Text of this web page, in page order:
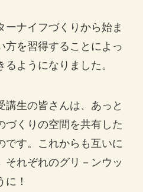
ーナイフづくりから始ま
方を習得することによっ
ようになりました。
講生の皆さんは、あっと
づくりの空間を共有した
です。これからも互いに
それぞれのグリ－ンウッ
に！